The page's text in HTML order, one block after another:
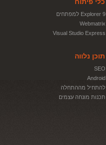
Explorer 9 למפתחים
Webmatrix
Visual Studio Express
תוכן נלווה
SEO
Android
להתחיל מההתחלה
תכנות מונחה עצמים